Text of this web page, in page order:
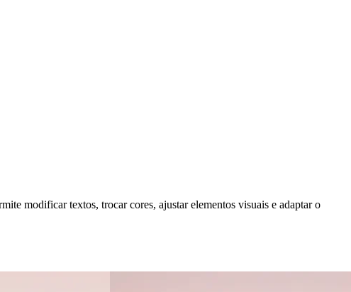
modificar textos, trocar cores, ajustar elementos visuais e adaptar o